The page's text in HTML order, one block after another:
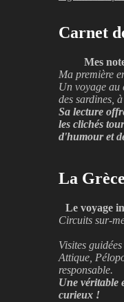
Carnet
Mes
Ma première
Un voyage au
des sardines,
Sa lecture
les clichés
d'humour et
La
Le voyage
Circuits sur-
Visites
Attique,
responsable.
Une véritable
curieux !